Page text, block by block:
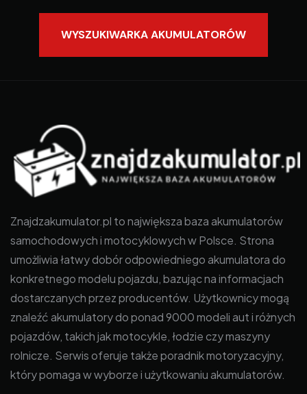
WYSZUKIWARKA AKUMULATORÓW
Znajdzakumulator.pl to największa baza akumulatorów
samochodowych i motocyklowych w Polsce. Strona
umożliwia łatwy dobór odpowiedniego akumulatora do
konkretnego modelu pojazdu, bazując na informacjach
dostarczanych przez producentów. Użytkownicy mogą
znaleźć akumulatory do ponad 9000 modeli aut i różnych
pojazdów, takich jak motocykle, łodzie czy maszyny
rolnicze. Serwis oferuje także poradnik motoryzacyjny,
który pomaga w wyborze i użytkowaniu akumulatorów.